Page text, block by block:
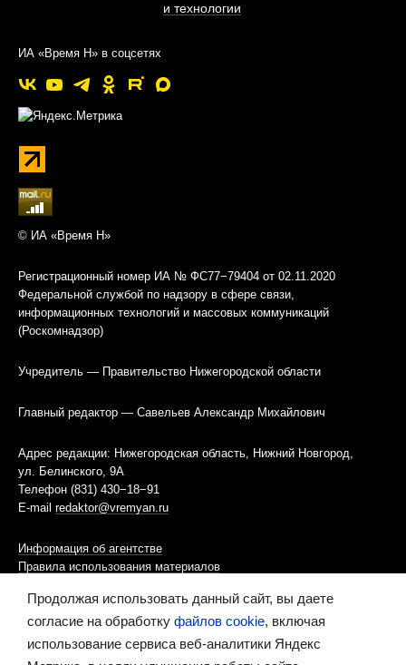
и технологии
ИА «Время Н» в соцсетях
© ИА «Время Н»
Регистрационный номер ИА № ФС77−79404 от 02.11.2020
Федеральной службой по надзору в сфере связи,
информационных технологий и массовых коммуникаций
(Роскомнадзор)
Учредитель — Правительство Нижегородской области
Главный редактор — Савельев Александр Михайлович
Адрес редакции: Нижегородская область, Нижний Новгород,
ул. Белинского, 9А
Телефон (831) 430−18−91
E-mail redaktor@vremyan.ru
Информация об агентстве
Правила использования материалов
Информационная политика использования «cookies»-файлов
Ресурс содержит материалы 16+
Продолжая использовать данный сайт, вы даете
согласие на обработку файлов cookie, включая
использование сервиса веб-аналитики Яндекс